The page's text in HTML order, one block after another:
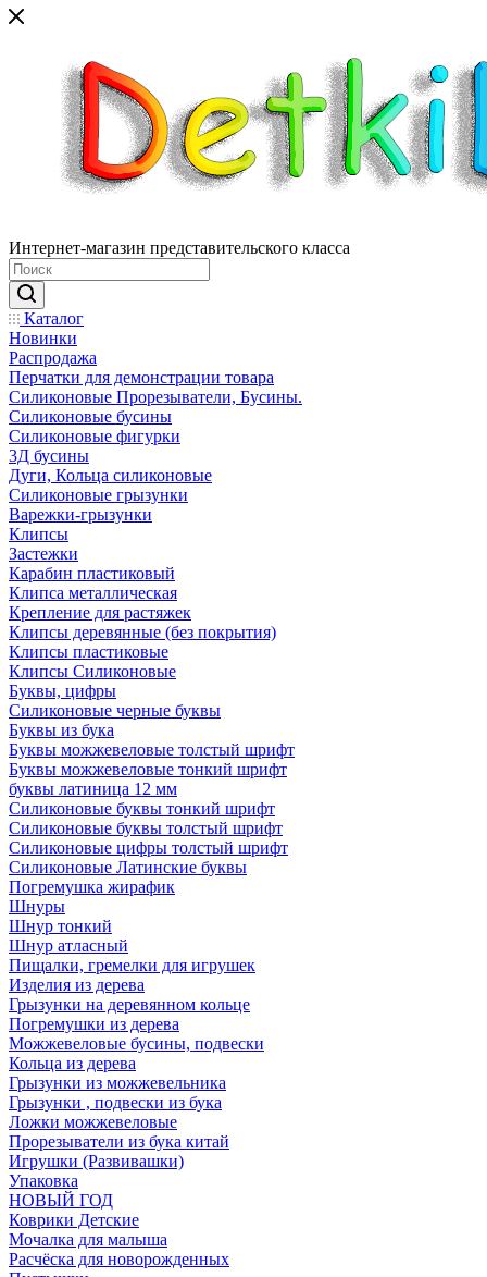
Интернет-магазин представительского класса
Каталог
Новинки
Распродажа
Перчатки для демонстрации товара
Силиконовые Прорезыватели, Бусины.
Силиконовые бусины
Силиконовые фигурки
3Д бусины
Дуги, Кольца силиконовые
Силиконовые грызунки
Варежки-грызунки
Клипсы
Застежки
Карабин пластиковый
Клипса металлическая
Крепление для растяжек
Клипсы деревянные (без покрытия)
Клипсы пластиковые
Клипсы Силиконовые
Буквы, цифры
Силиконовые черные буквы
Буквы из бука
Буквы можжевеловые толстый шрифт
Буквы можжевеловые тонкий шрифт
буквы латиница 12 мм
Силиконовые буквы тонкий шрифт
Силиконовые буквы толстый шрифт
Силиконовые цифры толстый шрифт
Силиконовые Латинские буквы
Погремушка жирафик
Шнуры
Шнур тонкий
Шнур атласный
Пищалки, гремелки для игрушек
Изделия из дерева
Грызунки на деревянном кольце
Погремушки из дерева
Можжевеловые бусины, подвески
Кольца из дерева
Грызунки из можжевельника
Грызунки , подвески из бука
Ложки можжевеловые
Прорезыватели из бука китай
Игрушки (Развивашки)
Упаковка
НОВЫЙ ГОД
Коврики Детские
Мочалка для малыша
Расчёска для новорожденных